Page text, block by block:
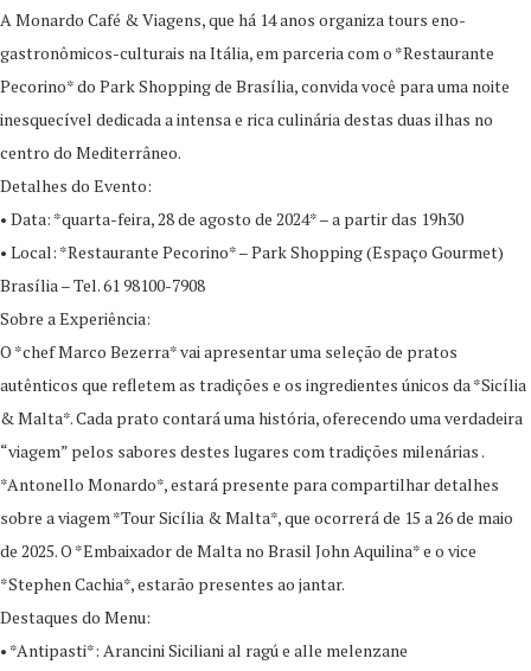
A Monardo Café & Viagens, que há 14 anos organiza tours eno-
gastronômicos-culturais na Itália, em parceria com o *Restaurante
Pecorino* do Park Shopping de Brasília, convida você para uma noite
inesquecível dedicada a intensa e rica culinária destas duas ilhas no
centro do Mediterrâneo.
Detalhes do Evento:
• Data: *quarta-feira, 28 de agosto de 2024* – a partir das 19h30
• Local: *Restaurante Pecorino* – Park Shopping (Espaço Gourmet)
Brasília – Tel. 61 98100-7908
Sobre a Experiência:
O *chef Marco Bezerra* vai apresentar uma seleção de pratos
autênticos que refletem as tradições e os ingredientes únicos da *Sicília
& Malta*. Cada prato contará uma história, oferecendo uma verdadeira
“viagem” pelos sabores destes lugares com tradições milenárias .
*Antonello Monardo*, estará presente para compartilhar detalhes
sobre a viagem *Tour Sicília & Malta*, que ocorrerá de 15 a 26 de maio
de 2025. O *Embaixador de Malta no Brasil John Aquilina* e o vice
*Stephen Cachia*, estarão presentes ao jantar.
Destaques do Menu:
• *Antipasti*: Arancini Siciliani al ragú e alle melenzane